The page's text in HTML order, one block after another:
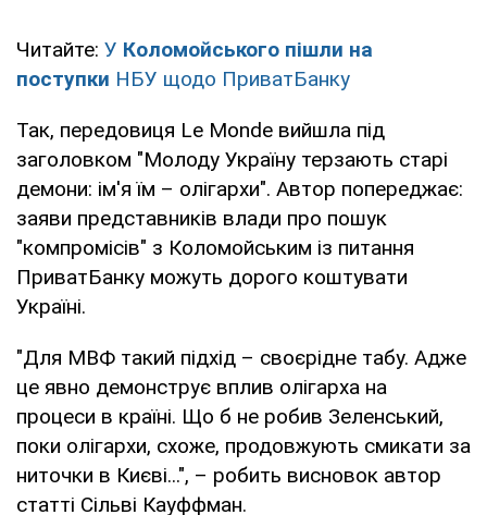
Читайте: У Коломойського пішли на
поступки НБУ щодо ПриватБанку
Так, передовиця Le Monde вийшла під
заголовком "Молоду Україну терзають старі
демони: ім'я їм – олігархи". Автор попереджає:
заяви представників влади про пошук
"компромісів" з Коломойським із питання
ПриватБанку можуть дорого коштувати
Україні.
"Для МВФ такий підхід – своєрідне табу. Адже
це явно демонструє вплив олігарха на
процеси в країні. Що б не робив Зеленський,
поки олігархи, схоже, продовжують смикати за
ниточки в Києві...", – робить висновок автор
статті Сільві Кауффман.